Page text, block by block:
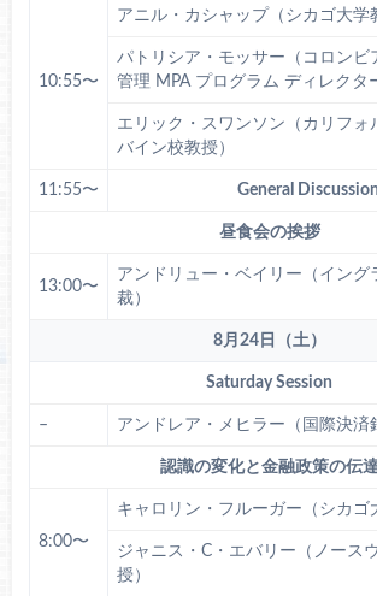
10:55〜
アニル・カシャップ（シカゴ大学
パトリシア・モッサー（コロンビ
管理 MPA プログラム ディレクタ
エリック・スワンソン（カリフォ
バイン校教授）
11:55〜 General Discussion
昼食会の挨拶
13:00〜
アンドリュー・ベイリー（イング
裁）
8月24日（土）
Saturday Session
– アンドレア・メヒラー（国際決済
認識の変化と金融政策の伝
8:00〜
キャロリン・フルーガー（シカゴ
ジャニス・C・エバリー（ノース
授）